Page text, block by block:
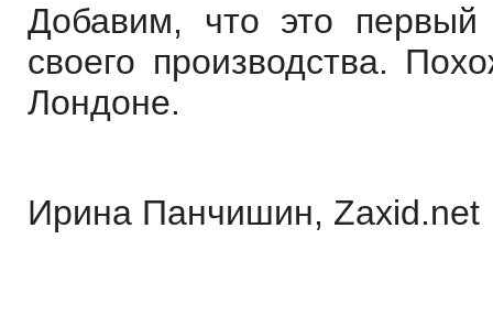
Добавим, что это
своего производства.
Лондоне.
Ирина Панчишин, Zaxid.net